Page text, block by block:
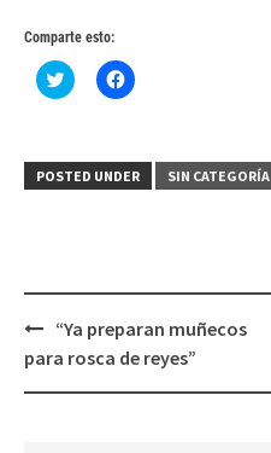
Comparte esto:
Haz
clic
(Se
abre
Haz
clic
(Se
abre
POSTED UNDER SIN CATEGORÍA
Post
navigation
“Ya preparan muñecos
para rosca de reyes”